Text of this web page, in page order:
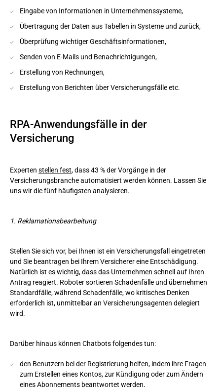
Eingabe von Informationen in Unternehmenssysteme,
Übertragung der Daten aus Tabellen in Systeme und zurück,
Überprüfung wichtiger Geschäftsinformationen,
Senden von E-Mails und Benachrichtigungen,
Erstellung von Rechnungen,
Erstellung von Berichten über Versicherungsfälle etc.
RPA-Anwendungsfälle in der
Versicherung
Experten stellen fest, dass 43 % der Vorgänge in der
Versicherungsbranche automatisiert werden können. Lassen Sie
uns wir die fünf häufigsten analysieren.
1. Reklamationsbearbeitung
Stellen Sie sich vor, bei Ihnen ist ein Versicherungsfall eingetreten
und Sie beantragen bei Ihrem Versicherer eine Entschädigung.
Natürlich ist es wichtig, dass das Unternehmen schnell auf Ihren
Antrag reagiert. Roboter sortieren Schadenfälle und übernehmen
Standardfälle, während Schadenfälle, wo kritisches Denken
erforderlich ist, unmittelbar an Versicherungsagenten delegiert
wird.
Darüber hinaus können Chatbots folgendes tun:
den Benutzern bei der Registrierung helfen, indem ihre Fragen
zum Erstellen eines Kontos, zur Kündigung oder zum Ändern
eines Abonnements beantwortet werden,